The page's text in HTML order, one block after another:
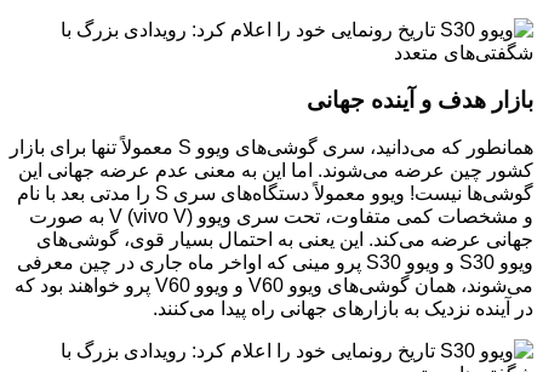
بازار هدف و آینده جهانی
همانطور که می‌دانید، سری گوشی‌های ویوو S معمولاً تنها برای بازار
کشور چین عرضه می‌شوند. اما این به معنی عدم عرضه جهانی این
گوشی‌ها نیست! ویوو معمولاً دستگاه‌های سری S را مدتی بعد با نام
و مشخصات کمی متفاوت، تحت سری ویوو V (vivo V) به صورت
جهانی عرضه می‌کند. این یعنی به احتمال بسیار قوی، گوشی‌های
ویوو S30 و ویوو S30 پرو مینی که اواخر ماه جاری در چین معرفی
می‌شوند، همان گوشی‌های ویوو V60 و ویوو V60 پرو خواهند بود که
در آینده نزدیک به بازارهای جهانی راه پیدا می‌کنند.